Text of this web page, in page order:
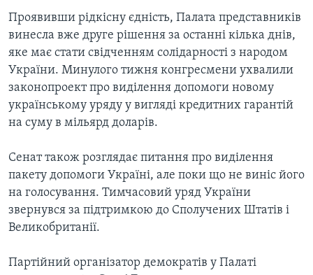
Проявивши рідкісну єдність, Палата представників
винесла вже друге рішення за останні кілька днів,
яке має стати свідченням солідарності з народом
України. Минулого тижня конгресмени ухвалили
законопроект про виділення допомоги новому
українському уряду у вигляді кредитних гарантій
на суму в мільярд доларів.
Сенат також розглядає питання про виділення
пакету допомоги Україні, але поки що не виніс його
на голосування. Тимчасовий уряд України
звернувся за підтримкою до Сполучених Штатів і
Великобританії.
Партійний організатор демократів у Палаті